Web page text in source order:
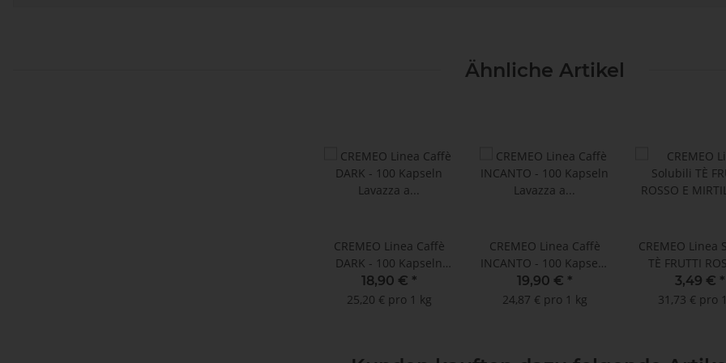
Ähnliche Artikel
CREMEO Linea Caffè
DARK - 100 Kapseln
Lavazza a Modo Mio ®
kompatibel
18,90 € *
25,20 € pro 1 kg
CREMEO Linea Caffè
INCANTO - 100 Kapseln
Lavazza a Modo Mio ®
kompatibel
19,90 € *
24,87 € pro 1 kg
CREMEO Linea
TÈ FRUTTI
MIRTILLO /
FRÜCHTE
3,49 € *
31,73 € pro